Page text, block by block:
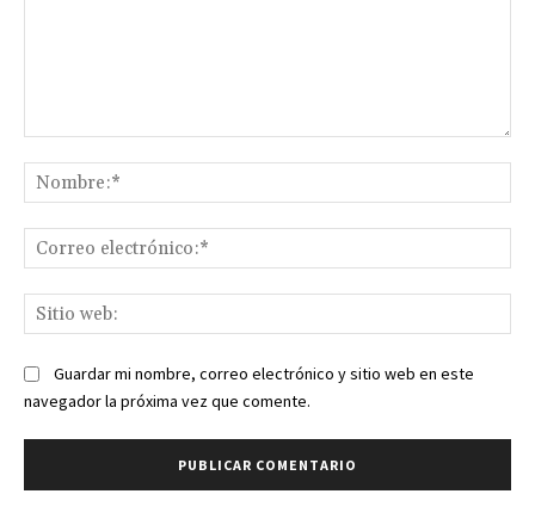
Guardar mi nombre, correo electrónico y sitio web en este
navegador la próxima vez que comente.